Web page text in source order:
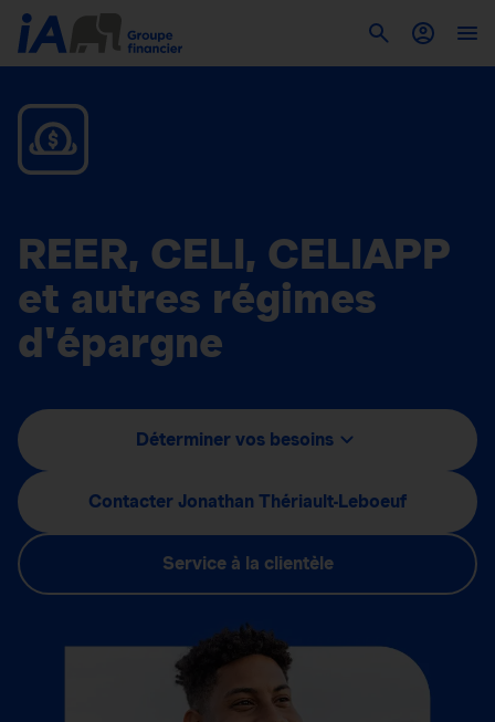
REER, CELI, CELIAPP
et autres régimes
d'épargne
Déterminer vos besoins
Contacter Jonathan Thériault-Leboeuf
Service à la clientèle